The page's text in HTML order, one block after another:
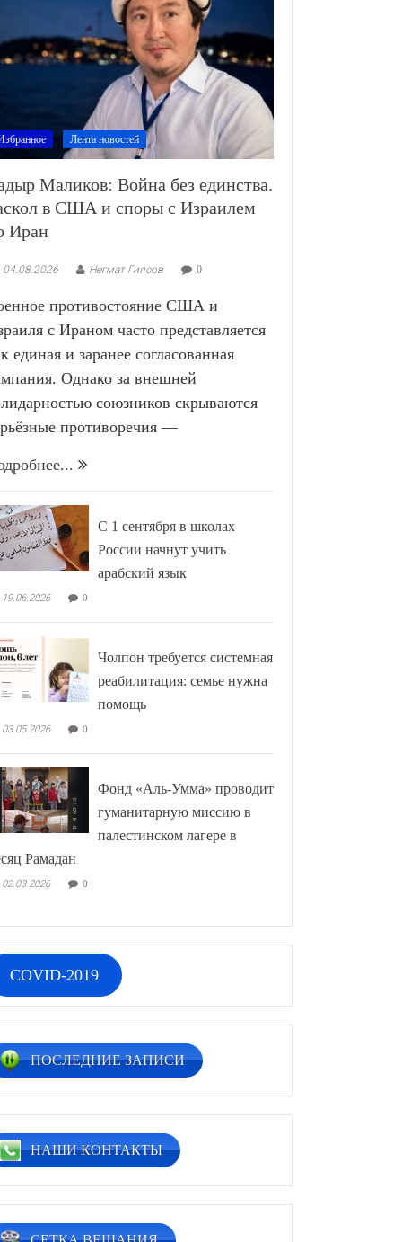
Лента новостей
Маликов: Война без единства.
в США и споры с Израилем
Иран
04.08.2026 Негмат Гиясов 0
противостояние США и
с Ираном часто представляется
единая и заранее согласованная
Однако за внешней
союзников скрываются
противоречия —
С 1 сентября в школах
России начнут учить
арабский язык
19.06.2026 0
Чолпон требуется системная
реабилитация: семье нужна
помощь
03.05.2026 0
Фонд «Аль-Умма» проводит
гуманитарную миссию в
палестинском лагере в
Рамадан
02.03.2026 0
COVID-2019
ПОСЛЕДНИЕ ЗАПИСИ
НАШИ КОНТАКТЫ